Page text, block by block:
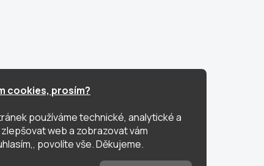
cookies, prosím?
používáme technické, analytické a
web a zobrazovat vám
povolíte vše. Děkujeme.